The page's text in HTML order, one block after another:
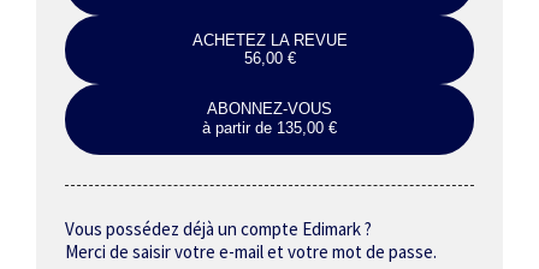
ACHETEZ LA REVUE
56,00 €
ABONNEZ-VOUS
à partir de 135,00 €
Vous possédez déjà un compte Edimark ?
Merci de saisir votre e-mail et votre mot de passe.